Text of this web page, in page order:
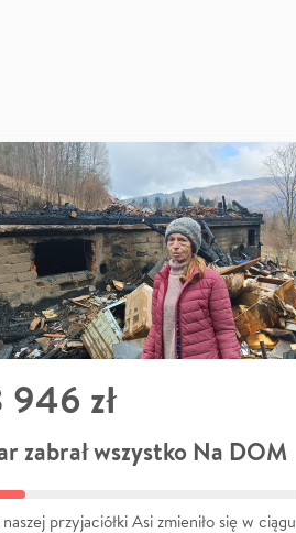
946 zł
zabrał wszystko Na DOM
przyjaciółki Asi zmieniło się w ciągu